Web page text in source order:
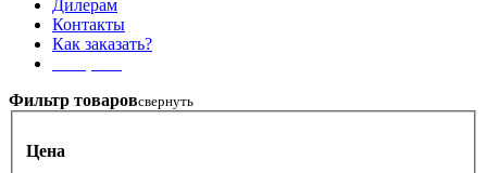
Дилерам
Контакты
Как заказать?
Фильтр товаровсвернуть
Цена